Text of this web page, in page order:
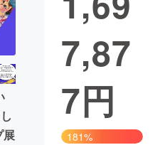
化
展
7,87
7円
181%